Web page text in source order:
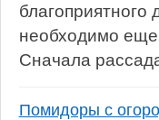
необходимо еще
Сначала
Помидоры с